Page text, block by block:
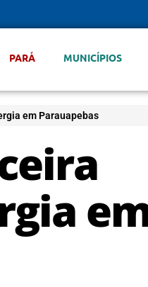
PARÁ MUNICÍPIOS
em Parauapebas